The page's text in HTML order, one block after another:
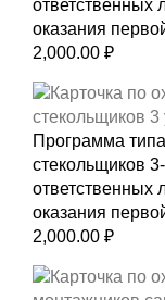
ответственных
оказания
2,000.00 ₽
Программа
стекольщиков
ответственных
оказания
2,000.00 ₽